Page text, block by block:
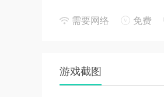
1. 游戏性：9分，高度自
app特征
需要网络 免费
游戏截图